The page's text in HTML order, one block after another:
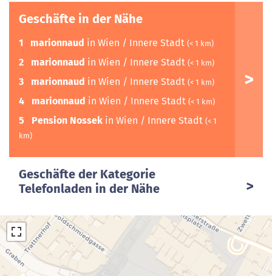
Geschäfte in der Nähe
1 marionnaud in Wien / Innere Stadt (< 1 km)
2 marionnaud in Wien / Innere Stadt (< 1 km)
3 marionnaud in Wien / Innere Stadt (< 1 km)
4 marionnaud in Wien / Innere Stadt (< 1 km)
5 Pension Nossek in Wien / Innere Stadt (< 1
km)
Geschäfte der Kategorie
Telefonladen in der Nähe